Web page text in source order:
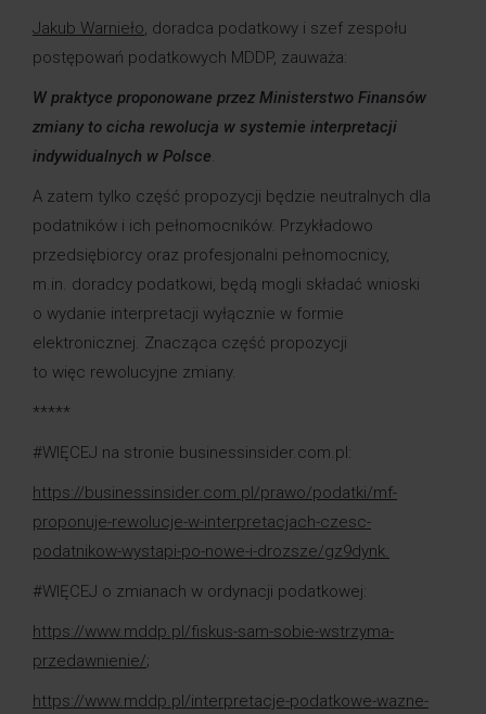
Jakub Warnieło, doradca podatkowy i szef zespołu
postępowań podatkowych MDDP, zauważa:
W praktyce proponowane przez Ministerstwo Finansów
zmiany to cicha rewolucja w systemie interpretacji
indywidualnych w Polsce.
A zatem tylko część propozycji będzie neutralnych dla
podatników i ich pełnomocników. Przykładowo
przedsiębiorcy oraz profesjonalni pełnomocnicy,
m.in. doradcy podatkowi, będą mogli składać wnioski
o wydanie interpretacji wyłącznie w formie
elektronicznej. Znacząca część propozycji
to więc rewolucyjne zmiany.
*****
#WIĘCEJ na stronie businessinsider.com.pl:
https://businessinsider.com.pl/prawo/podatki/mf-
proponuje-rewolucje-w-interpretacjach-czesc-
podatnikow-wystapi-po-nowe-i-drozsze/gz9dynk.
#WIĘCEJ o zmianach w ordynacji podatkowej:
https://www.mddp.pl/fiskus-sam-sobie-wstrzyma-
przedawnienie/;
https://www.mddp.pl/interpretacje-podatkowe-wazne-